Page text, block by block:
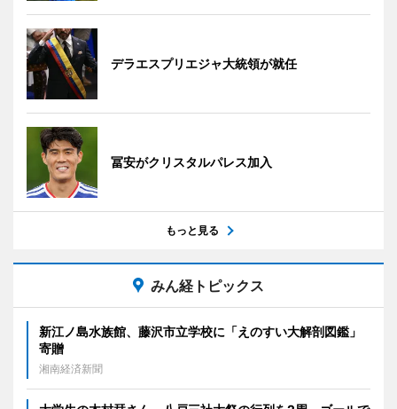
デラエスプリエジャ大統領が就任
冨安がクリスタルパレス加入
もっと見る
みん経トピックス
新江ノ島水族館、藤沢市立学校に「えのすい大解剖図鑑」
寄贈
湘南経済新聞